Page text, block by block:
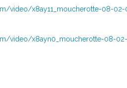
video/x8ay11_moucherotte-08-02-
video/x8ayn0_moucherotte-08-